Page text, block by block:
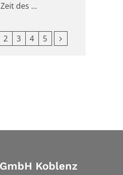
des ...
Seite
2 3 4 5 Nächste Seite
Koblenz